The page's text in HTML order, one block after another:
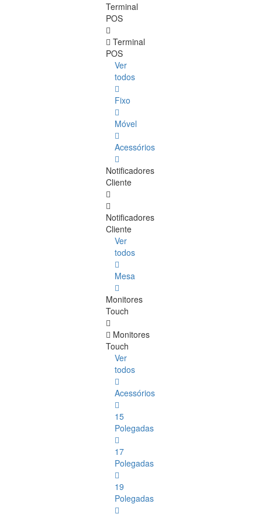
Terminal
POS
Terminal
POS
Ver
todos
Fixo
Móvel
Acessórios
Notificadores
Cliente
Notificadores
Cliente
Ver
todos
Mesa
Monitores
Touch
Monitores
Touch
Ver
todos
Acessórios
15
Polegadas
17
Polegadas
19
Polegadas